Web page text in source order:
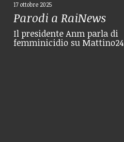
17 ottobre 2025
Parodi a RaiNews
Il presidente Anm parla di
femminicidio su Mattino24